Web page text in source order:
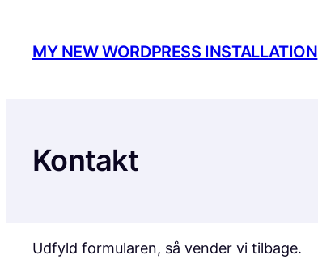
indhold
MY NEW WORDPRESS INSTALLATION
Kontakt
Udfyld formularen, så vender vi tilbage.